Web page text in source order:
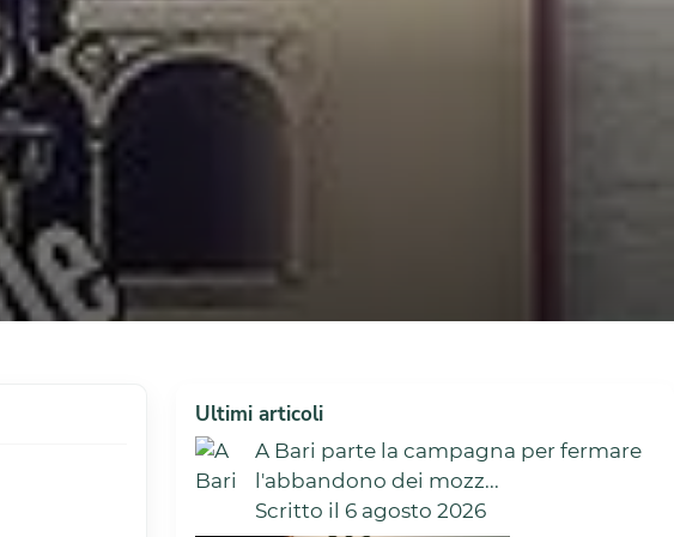
Ultimi articoli
A Bari parte la campagna per fermare
l'abbandono dei mozz...
Scritto il 6 agosto 2026